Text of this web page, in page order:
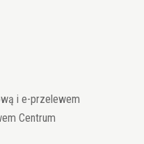
i e-przelewem
Centrum